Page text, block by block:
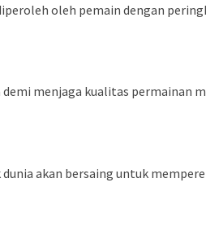
oleh pemain dengan
menjaga kualitas permainan
akan bersaing untuk